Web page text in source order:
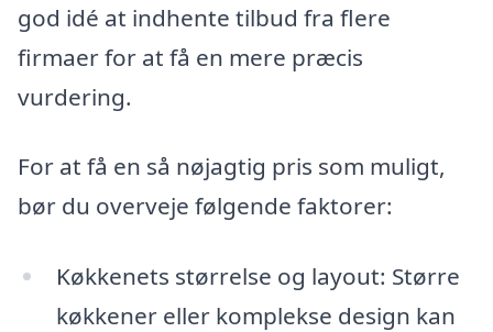
god idé at indhente tilbud fra flere
firmaer for at få en mere præcis
vurdering.
For at få en så nøjagtig pris som muligt,
bør du overveje følgende faktorer:
Køkkenets størrelse og layout: Større
køkkener eller komplekse design kan